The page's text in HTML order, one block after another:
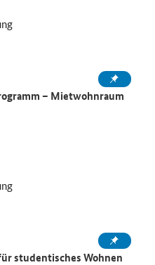
– Mietwohnraum
studentisches Wohnen